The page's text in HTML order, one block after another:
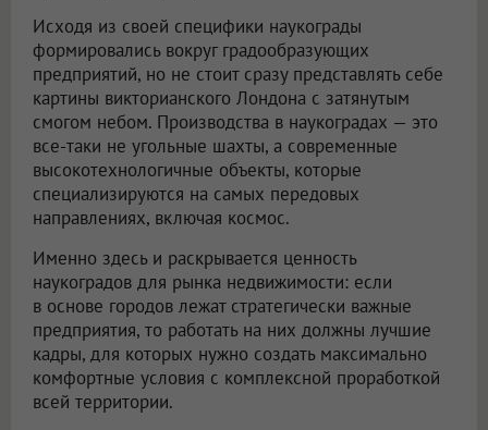
Исходя из своей специфики наукограды
формировались вокруг градообразующих
предприятий, но не стоит сразу представлять себе
картины викторианского Лондона с затянутым
смогом небом. Производства в наукоградах — это
все-таки не угольные шахты, а современные
высокотехнологичные объекты, которые
специализируются на самых передовых
направлениях, включая космос.
Именно здесь и раскрывается ценность
наукоградов для рынка недвижимости: если
в основе городов лежат стратегически важные
предприятия, то работать на них должны лучшие
кадры, для которых нужно создать максимально
комфортные условия с комплексной проработкой
всей территории.